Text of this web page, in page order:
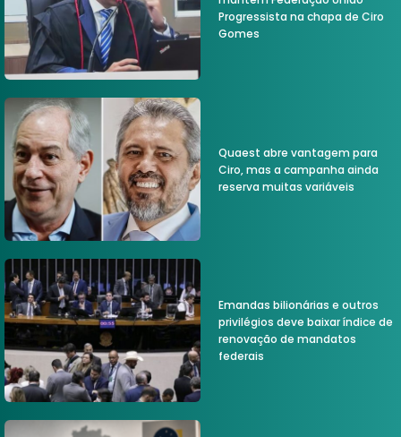
Progressista na chapa de Ciro
Gomes
Quaest abre vantagem para
Ciro, mas a campanha ainda
reserva muitas variáveis
Emandas bilionárias e outros
privilégios deve baixar índice de
renovação de mandatos
federais